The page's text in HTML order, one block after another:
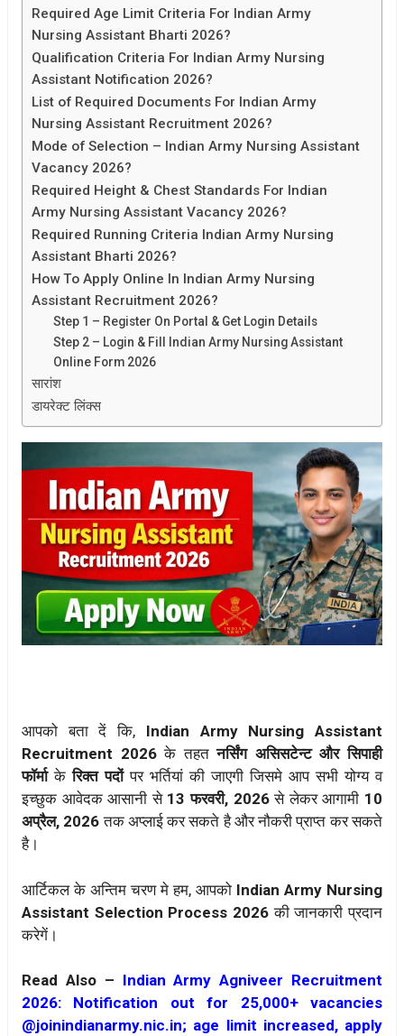
Required Age Limit Criteria For Indian Army
Nursing Assistant Bharti 2026?
Qualification Criteria For Indian Army Nursing
Assistant Notification 2026?
List of Required Documents For Indian Army
Nursing Assistant Recruitment 2026?
Mode of Selection – Indian Army Nursing Assistant
Vacancy 2026?
Required Height & Chest Standards For Indian
Army Nursing Assistant Vacancy 2026?
Required Running Criteria Indian Army Nursing
Assistant Bharti 2026?
How To Apply Online In Indian Army Nursing
Assistant Recruitment 2026?
Step 1 – Register On Portal & Get Login Details
Step 2 – Login & Fill Indian Army Nursing Assistant
Online Form 2026
सारांश
डायरेक्ट लिंक्स
आपको बता दें कि, Indian Army Nursing Assistant
Recruitment 2026के तहतनर्सिंग असिसटेन्ट और सिपाही
फॉर्माकेरिक्त पदोंपर भर्तियां की जाएगी जिसमे आप सभी योग्य व
इच्छुक आवेदक आसानी से 13 फरवरी, 2026से लेकर आगामी 10
अप्रैल, 2026 तक अप्लाई कर सकते है और नौकरी प्राप्त कर सकते
है।
आर्टिकल के अन्तिम चरण मे हम, आपको Indian Army Nursing
Assistant Selection Process 2026 की जानकारी प्रदान
करेगें।
Read Also – Indian Army Agniveer Recruitment
2026: Notification out for 25,000+ vacancies
@joinindianarmy.nic.in; age limit increased, apply